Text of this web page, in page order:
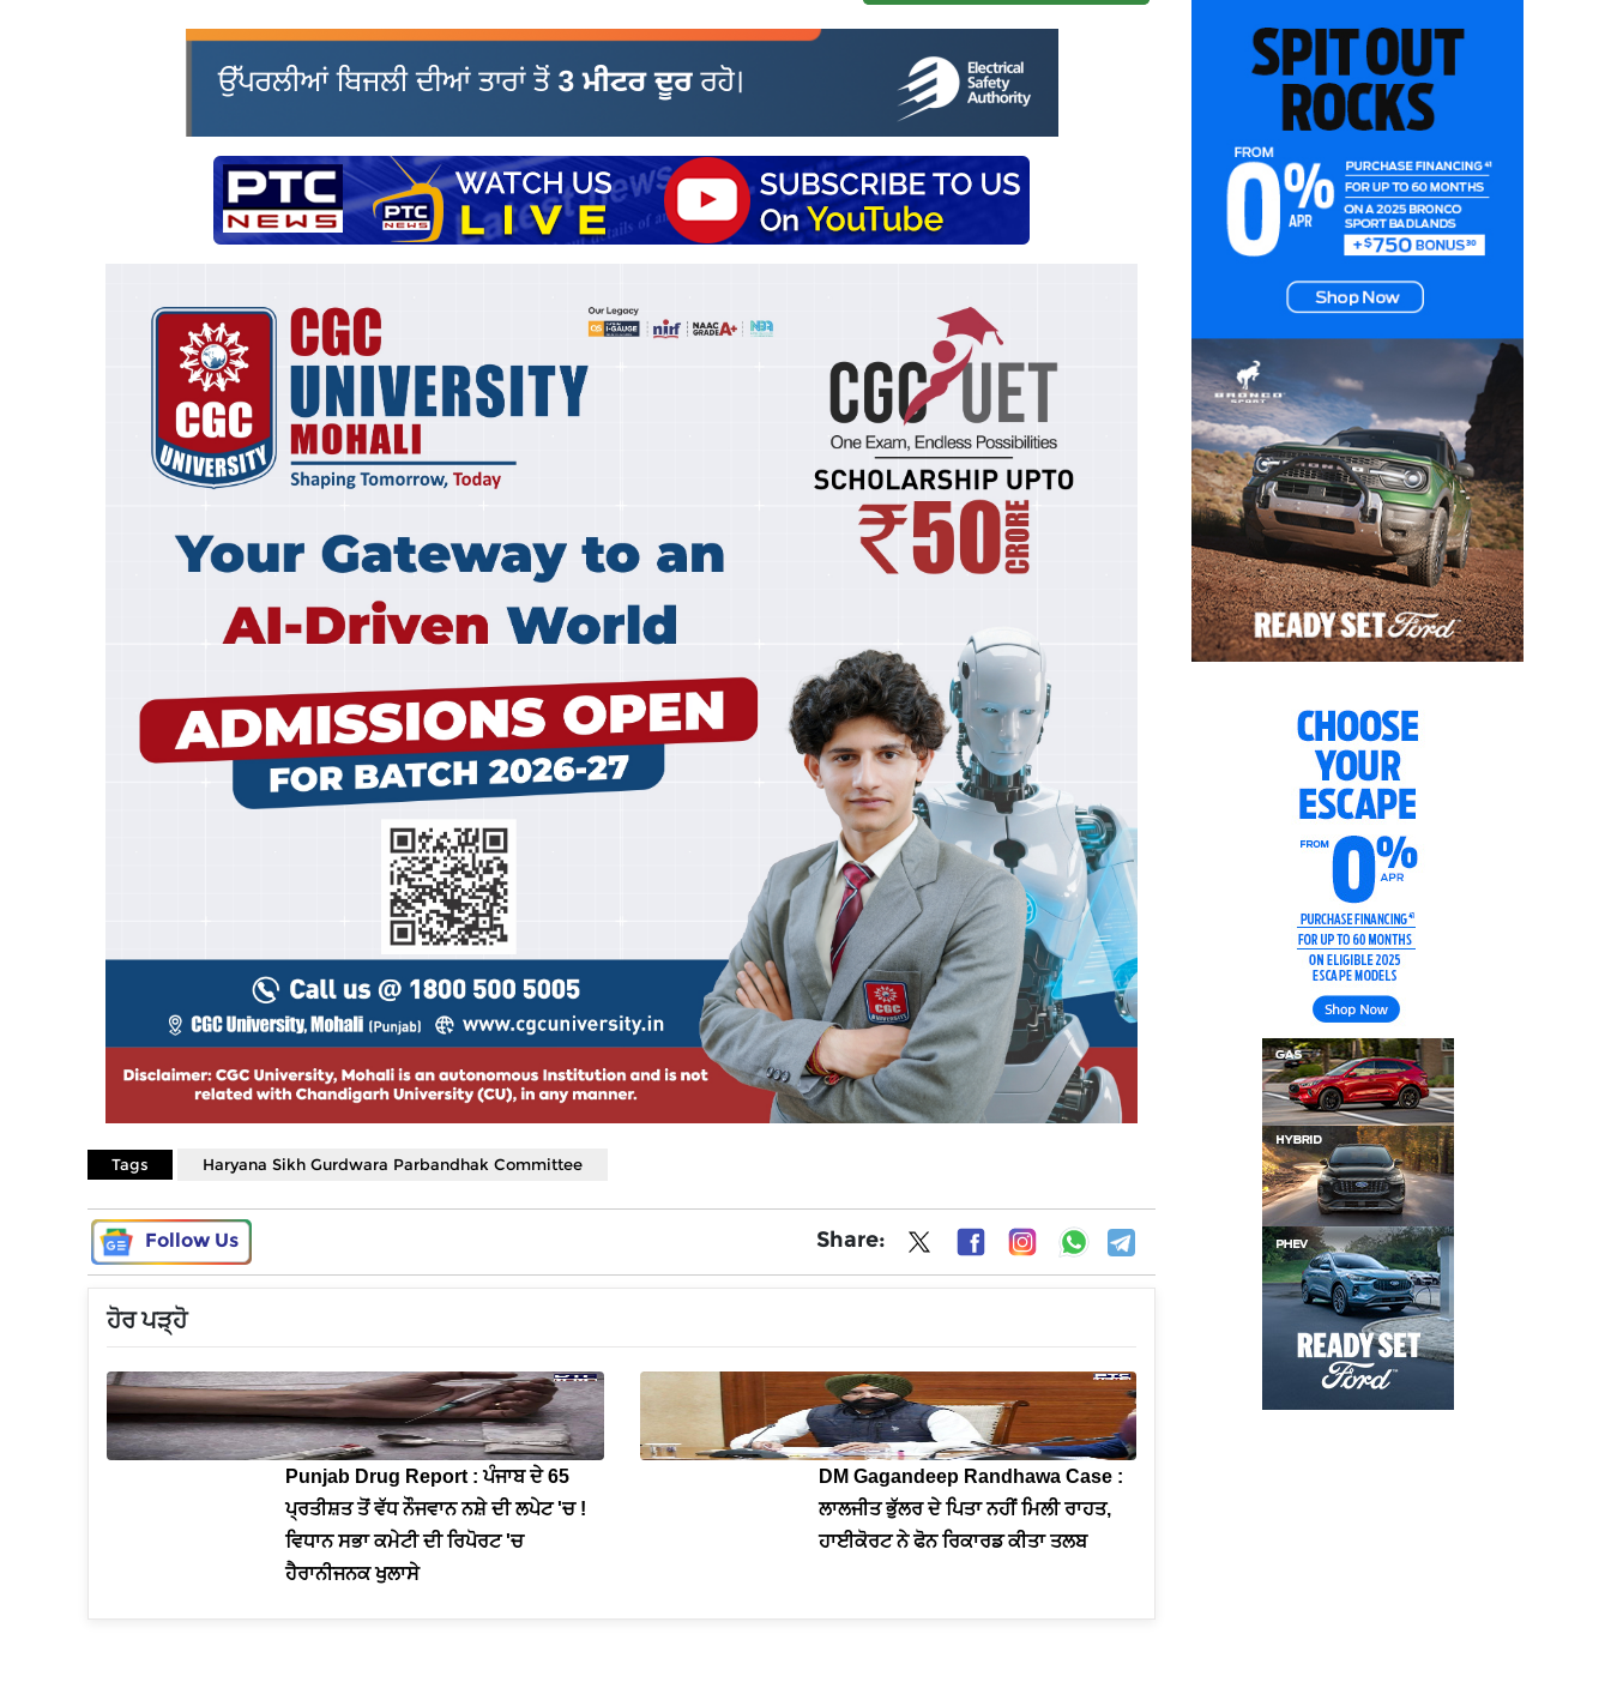
Tags Haryana Sikh Gurdwara Parbandhak Committee
Follow Us Share:
ਹੋਰ ਪੜ੍ਹੋ
Punjab Drug Report : ਪੰਜਾਬ ਦੇ 65
ਪ੍ਰਤੀਸ਼ਤ ਤੋਂ ਵੱਧ ਨੌਜਵਾਨ ਨਸ਼ੇ ਦੀ ਲਪੇਟ 'ਚ !
ਵਿਧਾਨ ਸਭਾ ਕਮੇਟੀ ਦੀ ਰਿਪੋਰਟ 'ਚ
ਹੈਰਾਨੀਜਨਕ ਖੁਲਾਸੇ
DM Gagandeep Randhawa Case :
ਲਾਲਜੀਤ ਭੁੱਲਰ ਦੇ ਪਿਤਾ ਨਹੀਂ ਮਿਲੀ ਰਾਹਤ,
ਹਾਈਕੋਰਟ ਨੇ ਫੋਨ ਰਿਕਾਰਡ ਕੀਤਾ ਤਲਬ